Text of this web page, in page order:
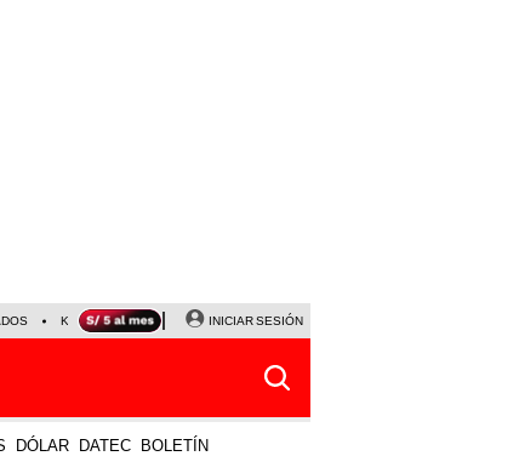
KEIKO FUJIMORI NALDY SALDAÑA
INICIAR SESIÓN
DÓLAR DATEC BOLETÍN